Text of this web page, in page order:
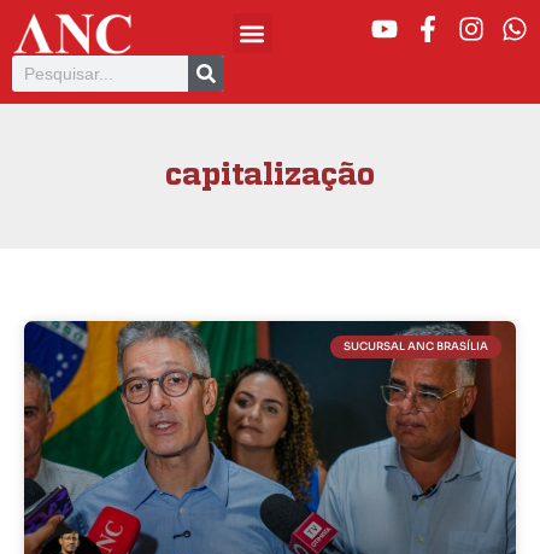
capitalização
SUCURSAL ANC BRASÍLIA